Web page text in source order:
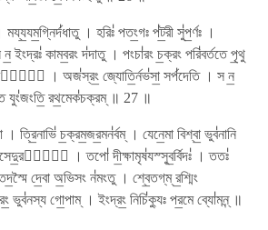
। হরিঃ॑ পতং॒গঃ প॑ট॒রী সু॑প॒র্ণঃ ।
ইংদ্রঃ॑ কামব॒রং দ॑দাতু । পংচা॑রং চ॒ক্রং পরি॑বর্ততে পৃ॒থু
মধ্যে᳚ । অজ॑স্রং॒ জ্যোতি॒র্নভ॑সা॒ সর্প॑দেতি । স ন॒
যুং॑জংতি॒ রথ॒মেক॑চক্রম্ ॥ 27 ॥
চ॒ক্রম॒জর॒মন॑র্বম্ । যেনে॒মা বিশ্বা॒ ভুব॑নানি
। তপো॑ দী॒ক্ষামৃষ॑যস্সুব॒র্বিদঃ॑ । ততঃ॑
দে॒বা অ॒ভিসং ন॑মংতু । শ্বে॒তগ্​ম্ র॒শ্মিং
ভুব॑নস্য গো॒পাম্ । ইংদ্রং॒ নিচি॑ক্যুঃ পর॒মে ব্যো॑মন্ন্ ॥